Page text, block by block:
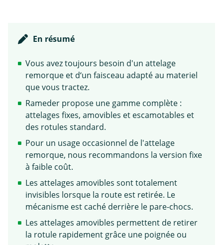
En résumé
Vous avez toujours besoin d'un attelage
remorque et d‘un faisceau adapté au materiel
que vous tractez.
Rameder propose une gamme complète :
attelages fixes, amovibles et escamotables et
des rotules standard.
Pour un usage occasionnel de l'attelage
remorque, nous recommandons la version fixe
à faible coût.
Les attelages amovibles sont totalement
invisibles lorsque la route est retirée. Le
mécanisme est caché derrière le pare-chocs.
Les attelages amovibles permettent de retirer
la rotule rapidement grâce une poignée ou